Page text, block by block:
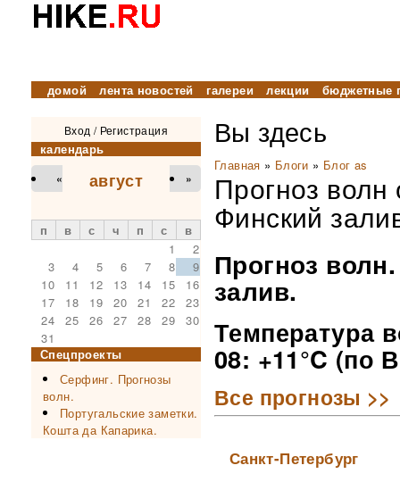
домой лента новостей галереи лекции бюджетные
Вход / Регистрация
календарь
август
« »
п в с ч п с
в
1
2
3
4 5 6 7 8
9
10
11 12 13 14 15
16
17
18 19 20 21 22
23
24
25 26 27 28 29
30
31
Спецпроекты
Серфинг. Прогнозы
волн.
Португальские заметки.
Кошта да Капарика.
Вы здесь
Главная » Блоги » Блог as
Прогноз
Финский
Прогноз
залив.
Температура
08: +11°C (по
Все прогнозы >>
Санкт-Петербург